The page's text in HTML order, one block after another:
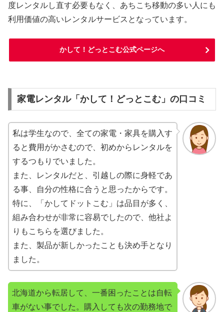
度レンタルし直す必要もなく、あちこち移動の多い人にも
利用価値の高いレンタルサービスとなっています。
かして！どっとこむ公式ページへ
家電レンタル「かして！どっとこむ」の口コミ
私は学生なので、全ての家電・家具を購入す
ると費用がかさむので、初めからレンタルを
するつもりでいました。
また、レンタルだと、引越しの際に身軽であ
る事、自分の性格に合うと思ったからです。
特に、「かしてドットこむ」は品目が多く、
組み合わせが非常に容易でしたので、他社よ
りもこちらを選びました。
また、製品が新しかったことも決め手となり
ました。
北海道から転居して、一番困ったことは自転
車がない事でした。購入しても次の勤務地で